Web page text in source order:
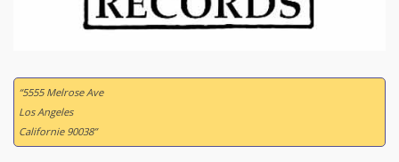
“5555 Melrose Ave
Los Angeles
Californie 90038”